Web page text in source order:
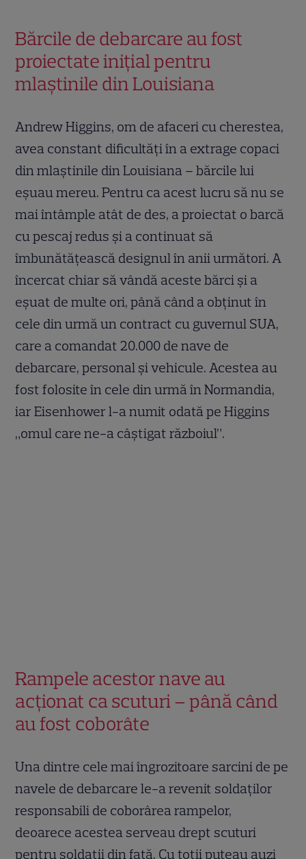
Bărcile de debarcare au fost
proiectate inițial pentru
mlaștinile din Louisiana
Andrew Higgins, om de afaceri cu cherestea,
avea constant dificultăți în a extrage copaci
din mlaștinile din Louisiana – bărcile lui
eșuau mereu. Pentru ca acest lucru să nu se
mai întâmple atât de des, a proiectat o barcă
cu pescaj redus și a continuat să
îmbunătățească designul în anii următori. A
încercat chiar să vândă aceste bărci și a
eșuat de multe ori, până când a obținut în
cele din urmă un contract cu guvernul SUA,
care a comandat 20.000 de nave de
debarcare, personal și vehicule. Acestea au
fost folosite în cele din urmă în Normandia,
iar Eisenhower l-a numit odată pe Higgins
„omul care ne-a câștigat războiul”.
Rampele acestor nave au
acționat ca scuturi – până când
au fost coborâte
Una dintre cele mai îngrozitoare sarcini de pe
navele de debarcare le-a revenit soldaților
responsabili de coborârea rampelor,
deoarece acestea serveau drept scuturi
pentru soldații din față. Cu toții puteau auzi